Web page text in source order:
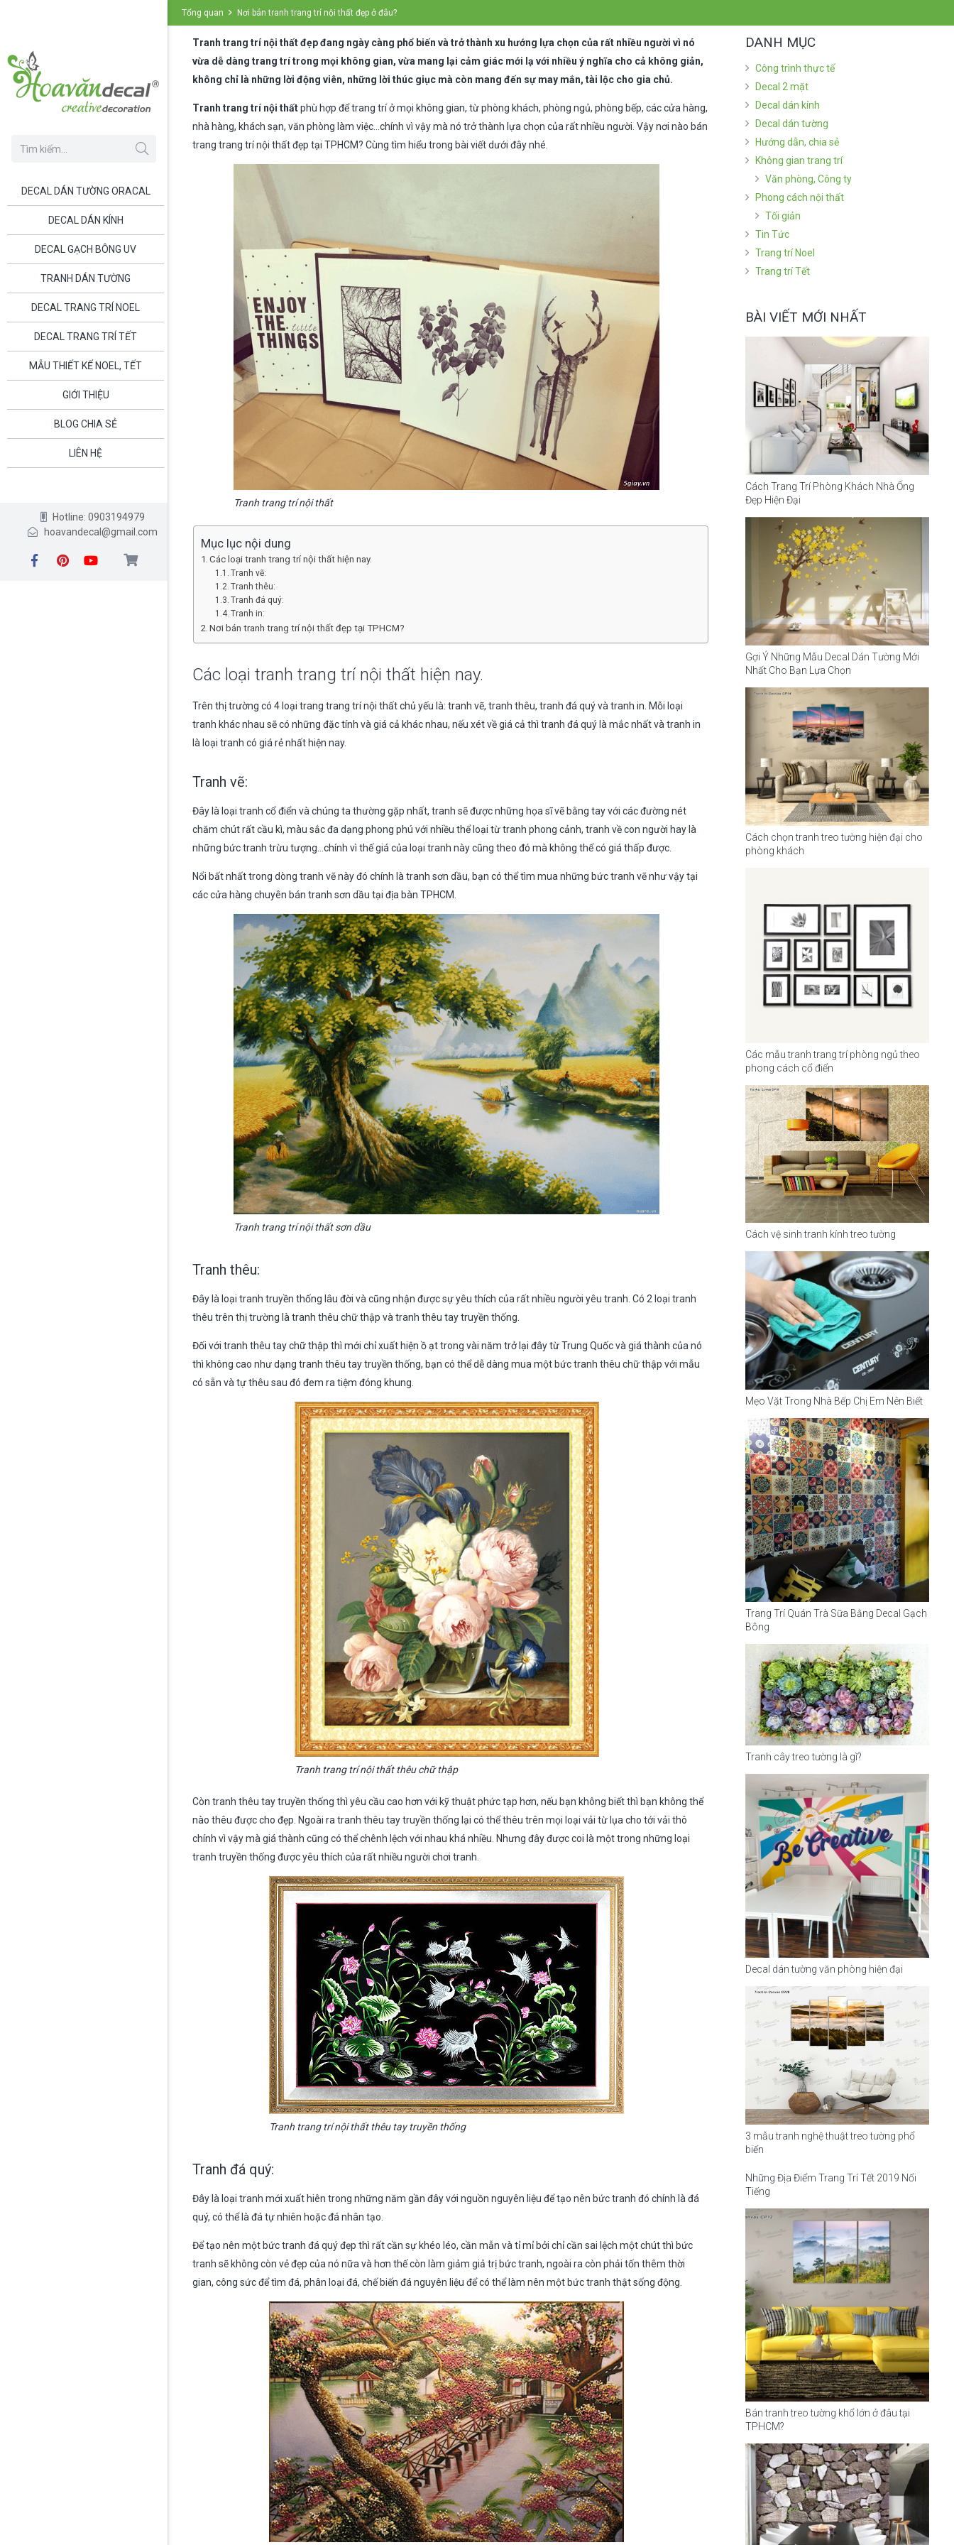
DECAL DÁN TƯỜNG ORACAL
DECAL DÁN KÍNH
DECAL GẠCH BÔNG UV
TRANH DÁN TƯỜNG
DECAL TRANG TRÍ NOEL
DECAL TRANG TRÍ TẾT
MẪU THIẾT KẾ NOEL, TẾT
GIỚI THIỆU
BLOG CHIA SẺ
LIÊN HỆ
Hotline: 0903194979
hoavandecal@gmail.com
Tổng quan Nơi bán tranh trang trí nội thất đẹp ở đâu?
Tranh trang trí nội thất đẹp đang ngày càng phổ biến và trở thành xu hướng lựa chọn của rất nhiều người vì nó
vừa dễ dàng trang trí trong mọi không gian, vừa mang lại cảm giác mới lạ với nhiều ý nghĩa cho cả không giản,
không chỉ là những lời động viên, những lời thúc giục mà còn mang đến sự may mắn, tài lộc cho gia chủ.
Tranh trang trí nội thấtphù hợp để trang trí ở mọi không gian, từ phòng khách, phòng ngủ, phòng bếp, các cửa hàng,
nhà hàng, khách sạn, văn phòng làm việc…chính vì vậy mà nó trở thành lựa chọn của rất nhiều người. Vậy nơi nào bán
trang trang trí nội thất đẹp tại TPHCM? Cùng tìm hiểu trong bài viết dưới đây nhé.
Tranh trang trí nội thất
Mục lục nội dung
Các loại tranh trang trí nội thất hiện nay.
Tranh vẽ:
Tranh thêu:
Tranh đá quý:
Tranh in:
Nơi bán tranh trang trí nội thất đẹp tại TPHCM?
Các loại tranh trang trí nội thất hiện nay.
Trên thị trường có 4 loại trang trang trí nội thất chủ yếu là: tranh vẽ, tranh thêu, tranh đá quý và tranh in. Mỗi loại
tranh khác nhau sẽ có những đặc tính và giá cả khác nhau, nếu xét về giá cả thì tranh đá quý là mắc nhất và tranh in
là loại tranh có giá rẻ nhất hiện nay.
Tranh vẽ:
Đây là loại tranh cổ điển và chúng ta thường gặp nhất, tranh sẽ được những họa sĩ vẽ bằng tay với các đường nét
chăm chút rất cầu kì, màu sắc đa dạng phong phú với nhiều thể loại từ tranh phong cảnh, tranh về con người hay là
những bức tranh trừu tượng…chính vì thế giá của loại tranh này cũng theo đó mà không thể có giá thấp được.
Nổi bất nhất trong dòng tranh vẽ này đó chính là tranh sơn dầu, bạn có thể tìm mua những bức tranh vẽ như vậy tại
các cửa hàng chuyên bán tranh sơn dầu tại địa bàn TPHCM.
Tranh trang trí nội thất sơn dầu
Tranh thêu:
Đây là loại tranh truyền thống lâu đời và cũng nhận được sự yêu thích của rất nhiều người yêu tranh. Có 2 loại tranh
thêu trên thị trường là tranh thêu chữ thập và tranh thêu tay truyền thống.
Đối với tranh thêu tay chữ thập thì mới chỉ xuất hiện ồ ạt trong vài năm trở lại đây từ Trung Quốc và giá thành của nó
thì không cao như dạng tranh thêu tay truyền thống, bạn có thể dễ dàng mua một bức tranh thêu chữ thập với mẫu
có sẵn và tự thêu sau đó đem ra tiệm đóng khung.
Tranh trang trí nội thất thêu chữ thập
Còn tranh thêu tay truyền thống thì yêu cầu cao hơn với kỹ thuật phức tạp hơn, nếu bạn không biết thì bạn không thể
nào thêu được cho đẹp. Ngoài ra tranh thêu tay truyền thống lại có thể thêu trên mọi loại vải từ lụa cho tới vải thô
chính vì vậy mà giá thành cũng có thể chênh lệch với nhau khá nhiều. Nhưng đây được coi là một trong những loại
tranh truyền thống được yêu thích của rất nhiều người chơi tranh.
Tranh trang trí nội thất thêu tay truyền thống
Tranh đá quý:
Đây là loại tranh mới xuất hiên trong những năm gần đây với nguồn nguyên liệu để tạo nên bức tranh đó chính là đá
quý, có thể là đá tự nhiên hoặc đá nhân tạo.
Để tạo nên một bức tranh đá quý đẹp thì rất cần sự khéo léo, cần mẫn và tỉ mỉ bởi chỉ cần sai lệch một chút thì bức
tranh sẽ không còn vẻ đẹp của nó nữa và hơn thế còn làm giảm giả trị bức tranh, ngoài ra còn phải tốn thêm thời
gian, công sức để tìm đá, phân loại đá, chế biến đá nguyên liệu để có thể làm nên một bức tranh thật sống động.
DANH MỤC
Công trình thực tế
Decal 2 mặt
Decal dán kính
Decal dán tường
Hướng dẫn, chia sẻ
Không gian trang trí
Văn phòng, Công ty
Phong cách nội thất
Tối giản
Tin Tức
Trang trí Noel
Trang trí Tết
BÀI VIẾT MỚI NHẤT
Cách Trang Trí Phòng Khách Nhà Ống
Đẹp Hiện Đại
Gợi Ý Những Mẫu Decal Dán Tường Mới
Nhất Cho Bạn Lựa Chọn
Cách chọn tranh treo tường hiện đại cho
phòng khách
Các mẫu tranh trang trí phòng ngủ theo
phong cách cổ điển
Cách vệ sinh tranh kính treo tường
Mẹo Vặt Trong Nhà Bếp Chị Em Nên Biết
Trang Trí Quán Trà Sữa Bằng Decal Gạch
Bông
Tranh cây treo tường là gì?
Decal dán tường văn phòng hiện đại
3 mẫu tranh nghệ thuật treo tường phổ
biến
Những Địa Điểm Trang Trí Tết 2019 Nổi
Tiếng
Bán tranh treo tường khổ lớn ở đâu tại
TPHCM?